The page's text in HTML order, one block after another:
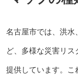
名古屋市では、洪水
ど、多様な災害リ
提供しています。こ